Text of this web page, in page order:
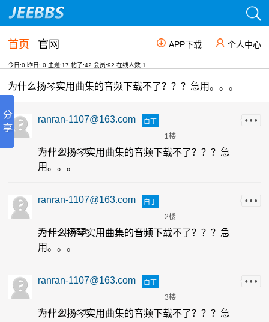
首页 官网 个人中心
APP下载
今日:0 昨日: 0 主题:17 帖子:42 会员:92 在线人数 1
为什么扬琴实用曲集的音频下载不了？？？急用。。。
ranran-1107@163.com 白丁
1楼
16-12-31 15:11
为什么扬琴实用曲集的音频下载不了？？？急
用。。。
ranran-1107@163.com 白丁
2楼
16-12-31 15:11
为什么扬琴实用曲集的音频下载不了？？？急
用。。。
ranran-1107@163.com 白丁
3楼
16-12-31 15:11
为什么扬琴实用曲集的音频下载不了？？？急